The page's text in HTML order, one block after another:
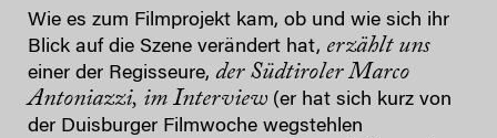
Wie es zum Filmprojekt kam, ob und wie sich ihr
Blick auf die Szene verändert hat, erzählt uns
einer der Regisseure, der Südtiroler Marco
Antoniazzi, im Interview (er hat sich kurz von
der Duisburger Filmwoche wegstehlen